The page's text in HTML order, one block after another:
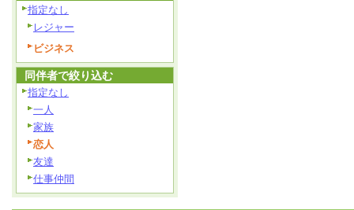
指定なし
レジャー
ビジネス
同伴者で絞り込む
指定なし
一人
家族
恋人
友達
仕事仲間